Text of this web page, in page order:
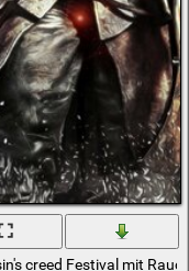
einem Steinbock
creed Festival mit